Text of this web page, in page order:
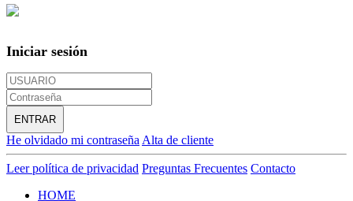
Iniciar sesión
ENTRAR
He olvidado mi contraseña Alta de cliente
Leer política de privacidad Preguntas Frecuentes Contacto
HOME